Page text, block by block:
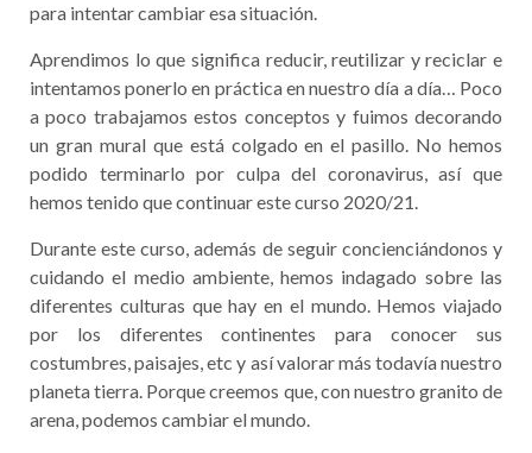
para intentar cambiar esa situación.
Aprendimos lo que significa reducir, reutilizar y reciclar e
intentamos ponerlo en práctica en nuestro día a día… Poco
a poco trabajamos estos conceptos y fuimos decorando
un gran mural que está colgado en el pasillo. No hemos
podido terminarlo por culpa del coronavirus, así que
hemos tenido que continuar este curso 2020/21.
Durante este curso, además de seguir concienciándonos y
cuidando el medio ambiente, hemos indagado sobre las
diferentes culturas que hay en el mundo. Hemos viajado
por los diferentes continentes para conocer sus
costumbres, paisajes, etc y así valorar más todavía nuestro
planeta tierra. Porque creemos que, con nuestro granito de
arena, podemos cambiar el mundo.